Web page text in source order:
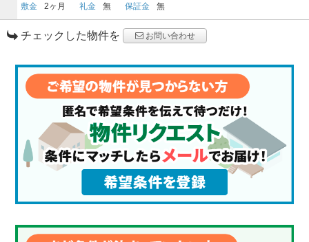
敷金
2ヶ月 礼金 無 保証金 無
チェックした物件を お問い合わせ